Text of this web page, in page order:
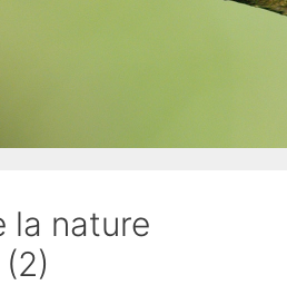
la nature